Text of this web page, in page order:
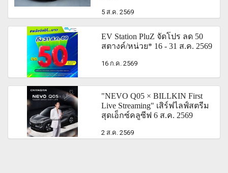
5 ส.ค. 2569
EV Station PluZ จัดโปร ลด 50
สตางค์/หน่วย* 16 - 31 ส.ค. 2569
16 ก.ค. 2569
"NEVO Q05 × BILLKIN First
Live Streaming" เสิร์ฟไลฟ์สตรีม
สุดเอ็กซ์คลูซีฟ 6 ส.ค. 2569
2 ส.ค. 2569